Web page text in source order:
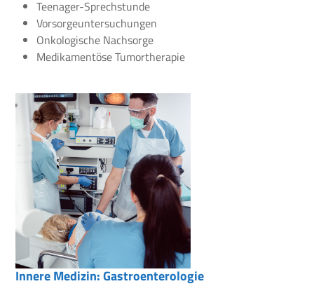
Teenager-Sprechstunde
Vorsorgeuntersuchungen
Onkologische Nachsorge
Medikamentöse Tumortherapie
Innere Medizin: Gastroenterologie